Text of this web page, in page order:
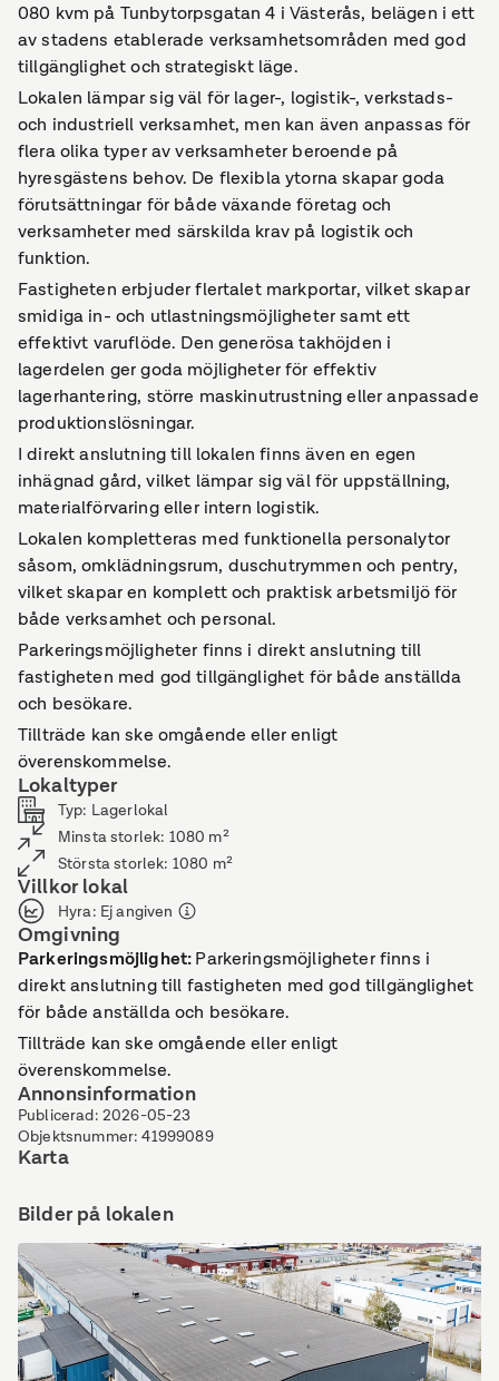
080 kvm på Tunbytorpsgatan 4 i Västerås, belägen i ett
av stadens etablerade verksamhetsområden med god
tillgänglighet och strategiskt läge.
Lokalen lämpar sig väl för lager-, logistik-, verkstads-
och industriell verksamhet, men kan även anpassas för
flera olika typer av verksamheter beroende på
hyresgästens behov. De flexibla ytorna skapar goda
förutsättningar för både växande företag och
verksamheter med särskilda krav på logistik och
funktion.
Fastigheten erbjuder flertalet markportar, vilket skapar
smidiga in- och utlastningsmöjligheter samt ett
effektivt varuflöde. Den generösa takhöjden i
lagerdelen ger goda möjligheter för effektiv
lagerhantering, större maskinutrustning eller anpassade
produktionslösningar.
I direkt anslutning till lokalen finns även en egen
inhägnad gård, vilket lämpar sig väl för uppställning,
materialförvaring eller intern logistik.
Lokalen kompletteras med funktionella personalytor
såsom, omklädningsrum, duschutrymmen och pentry,
vilket skapar en komplett och praktisk arbetsmiljö för
både verksamhet och personal.
Parkeringsmöjligheter finns i direkt anslutning till
fastigheten med god tillgänglighet för både anställda
och besökare.
Tillträde kan ske omgående eller enligt
överenskommelse.
Lokaltyper
Typ: Lagerlokal
Minsta storlek: 1080 m²
Största storlek: 1080 m²
Villkor lokal
Hyra: Ej angiven
Omgivning
Parkeringsmöjlighet:Parkeringsmöjligheter finns i
direkt anslutning till fastigheten med god tillgänglighet
för både anställda och besökare.
Tillträde kan ske omgående eller enligt
överenskommelse.
Annonsinformation
Publicerad: 2026-05-23
Objektsnummer:41999089
Karta
Bilder på lokalen